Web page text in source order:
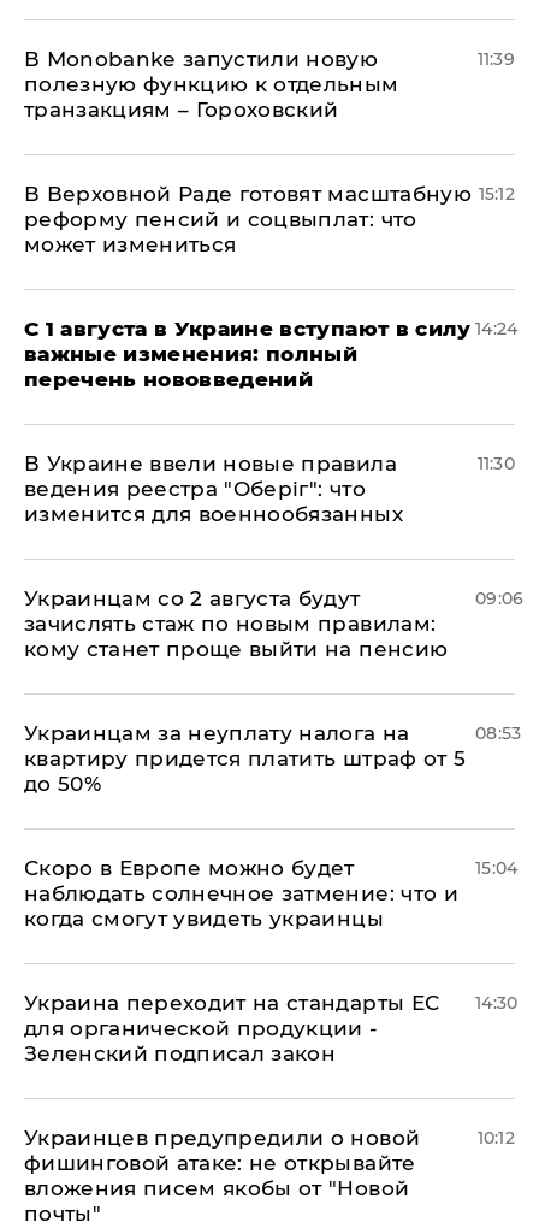
В Мonobankе запустили новую
полезную функцию к отдельным
транзакциям – Гороховский
11:39
В Верховной Раде готовят масштабную
реформу пенсий и соцвыплат: что
может измениться
15:12
С 1 августа в Украине вступают в силу
важные изменения: полный
перечень нововведений
14:24
В Украине ввели новые правила
ведения реестра "Оберіг": что
изменится для военнообязанных
11:30
Украинцам со 2 августа будут
зачислять стаж по новым правилам:
кому станет проще выйти на пенсию
09:06
Украинцам за неуплату налога на
квартиру придется платить штраф от 5
до 50%
08:53
Скоро в Европе можно будет
наблюдать солнечное затмение: что и
когда смогут увидеть украинцы
15:04
Украина переходит на стандарты ЕС
для органической продукции -
Зеленский подписал закон
14:30
Украинцев предупредили о новой
фишинговой атаке: не открывайте
вложения писем якобы от "Новой
почты"
10:12